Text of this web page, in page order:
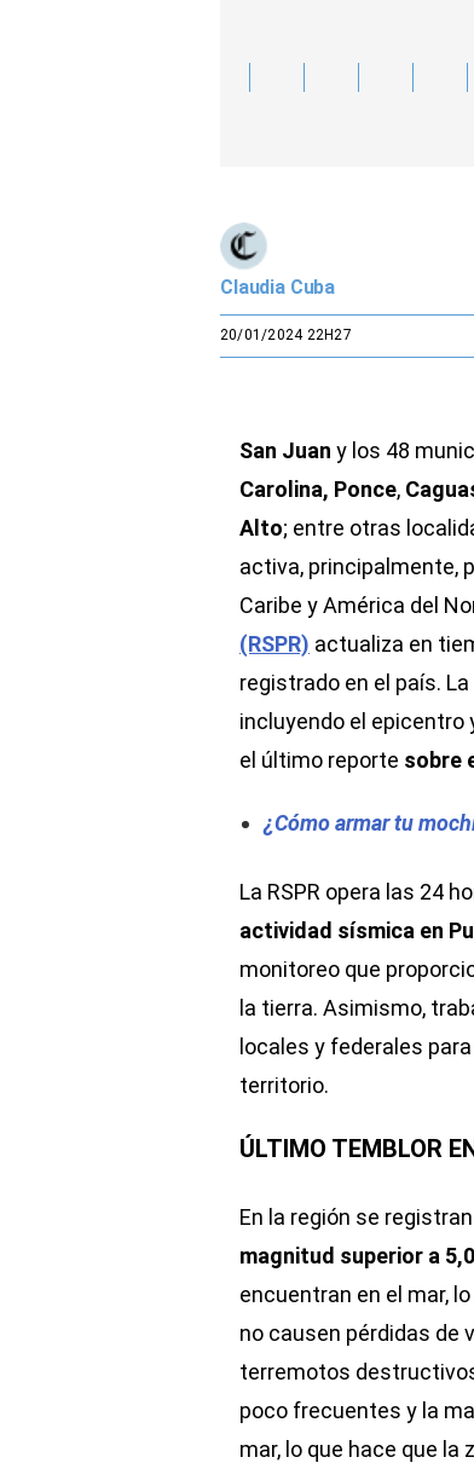
Claudia Cuba
20/01/2024 22H27
San Juan y los 48
Carolina, Ponce,
Alto; entre otras
activa, principalmente,
Caribe y América del
(RSPR) actualiza en
registrado en el país.
incluyendo el epicentro
el último reporte sobre
¿Cómo armar tu
La RSPR opera las 24
actividad sísmica en
monitoreo que
la tierra. Asimismo,
locales y federales
territorio.
ÚLTIMO TEMBLOR
En la región se
magnitud superior a
encuentran en el mar,
no causen pérdidas de
terremotos
poco frecuentes y la
mar, lo que hace que